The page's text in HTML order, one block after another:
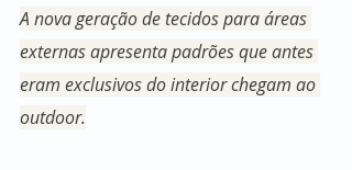
A nova geração de tecidos para áreas
externas apresenta padrões que antes
eram exclusivos do interior chegam ao
outdoor.